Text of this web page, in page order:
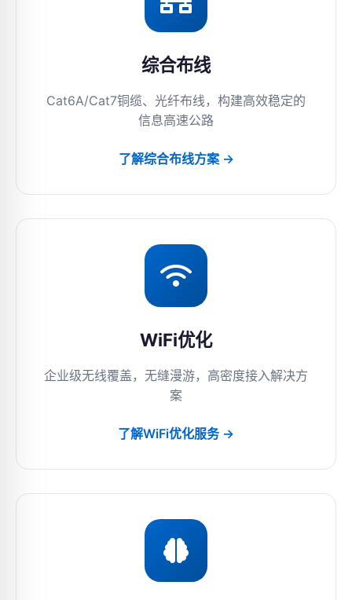
综合布线
Cat6A/Cat7铜缆、光纤布线，构建高效稳定的
信息高速公路
了解综合布线方案 →
WiFi优化
企业级无线覆盖，无缝漫游，高密度接入解决方
案
了解WiFi优化服务 →